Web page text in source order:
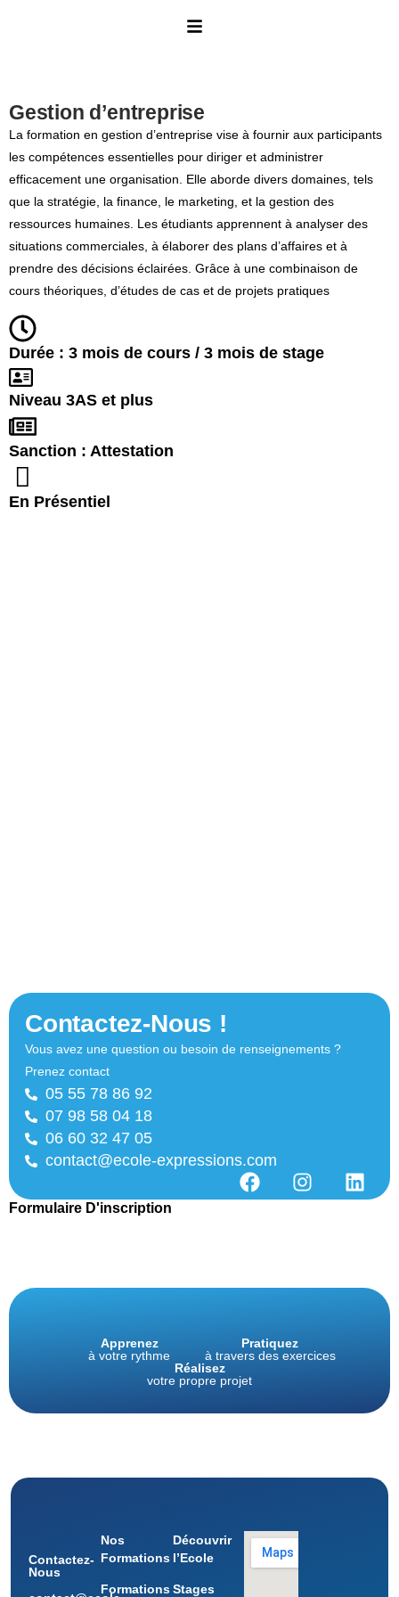
Gestion d’entreprise
La formation en gestion d’entreprise vise à fournir aux participants
les compétences essentielles pour diriger et administrer
efficacement une organisation. Elle aborde divers domaines, tels
que la stratégie, la finance, le marketing, et la gestion des
ressources humaines. Les étudiants apprennent à analyser des
situations commerciales, à élaborer des plans d’affaires et à
prendre des décisions éclairées. Grâce à une combinaison de
cours théoriques, d’études de cas et de projets pratiques
Durée : 3 mois de cours / 3 mois de stage
Niveau 3AS et plus
Sanction : Attestation
En Présentiel
Contactez-Nous !
Vous avez une question ou besoin de renseignements ?
Prenez contact
05 55 78 86 92
07 98 58 04 18
06 60 32 47 05
contact@ecole-expressions.com
Formulaire D'inscription
Apprenez
à votre rythme
Pratiquez
à travers des exercices
Réalisez
votre propre projet
Contactez-
Nous
Nos
Formations
Formations
Découvrir
l’Ecole
Stages